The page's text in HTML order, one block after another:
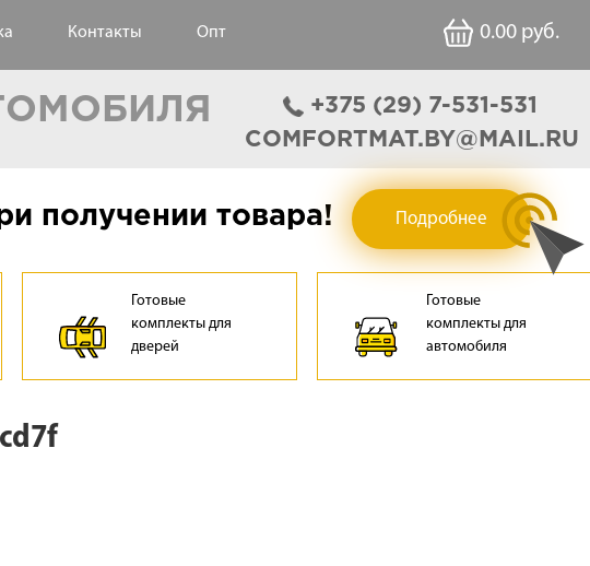
Контакты Опт 0.00 руб.
‎+375 (29) 7-531-531
COMFORTMAT.BY@MAIL.RU
получении товара! Подробнее
Готовые
комплекты для
дверей
Готовые
комплекты для
автомобиля